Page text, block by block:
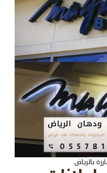
بالرياض